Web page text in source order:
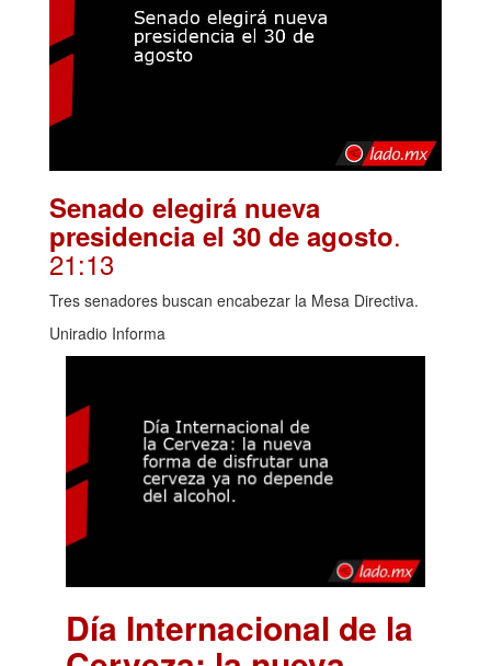
Senado elegirá nueva
presidencia el 30 de agosto.
21:13
Tres senadores buscan encabezar la Mesa Directiva.
Uniradio Informa
Día Internacional de la